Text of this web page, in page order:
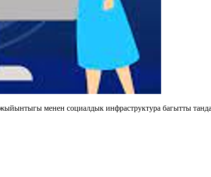
менен социалдык инфраструктура багытты